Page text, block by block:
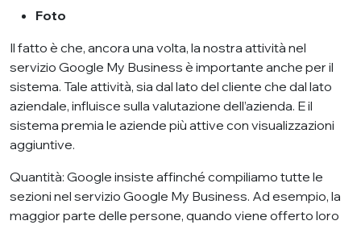
Foto
Il fatto è che, ancora una volta, la nostra attività nel
servizio Google My Business è importante anche per il
sistema. Tale attività, sia dal lato del cliente che dal lato
aziendale, influisce sulla valutazione dell’azienda. E il
sistema premia le aziende più attive con visualizzazioni
aggiuntive.
Quantità: Google insiste affinché compiliamo tutte le
sezioni nel servizio Google My Business. Ad esempio, la
maggior parte delle persone, quando viene offerto loro